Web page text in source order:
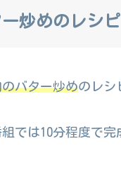
炒めのレシピ
バター炒めのレシ
では10分程度で